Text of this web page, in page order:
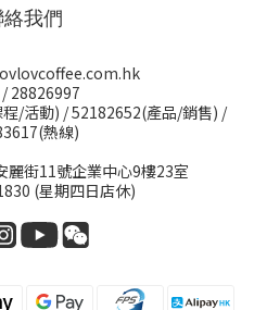
我們
28826997
/活動) /52182652(產品/銷售) /
熱線)
麗街11號企業中心9樓23室
(星期四日店休)